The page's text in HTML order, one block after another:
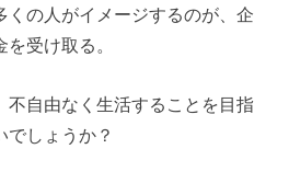
くの人がイメージするのが、企
受け取る。
不自由なく生活することを目指
でしょうか？